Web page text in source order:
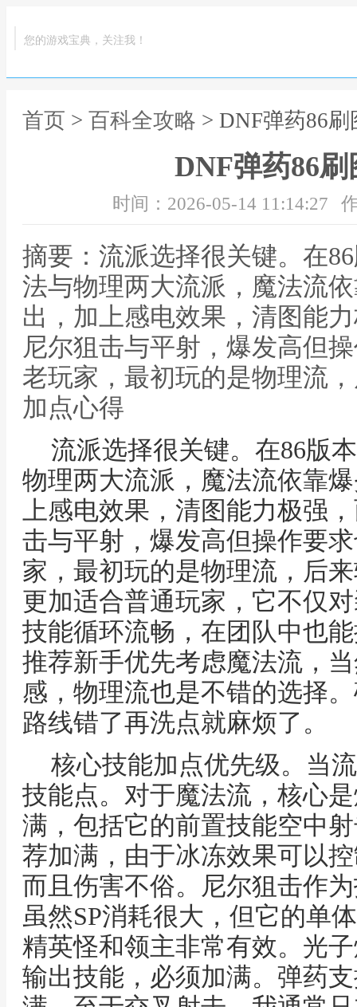
您的游戏宝典，关注我！
首页 > 百科全攻略 > DNF弹药86
DNF弹药86
时间：2026-05-14 11:14:27
摘要：流派选择很关键。在
法与物理两大流派，魔法流
出，加上感电效果，清图能
尼尔狙击与平射，爆发高但
老玩家，最初玩的是物理流
加点心得
流派选择很关键。在86版
物理两大流派，魔法流依靠
上感电效果，清图能力极强
击与平射，爆发高但操作要
家，最初玩的是物理流，后
更加适合普通玩家，它不仅
技能循环流畅，在团队中也
推荐新手优先考虑魔法流，
感，物理流也是不错的选择
路线错了再洗点就麻烦了。
核心技能加点优先级。当
技能点。对于魔法流，核心
满，包括它的前置技能空中
荐加满，由于冰冻效果可以
而且伤害不俗。尼尔狙击作
虽然SP消耗很大，但它的单
精英怪和领主非常有效。光
输出技能，必须加满。弹药